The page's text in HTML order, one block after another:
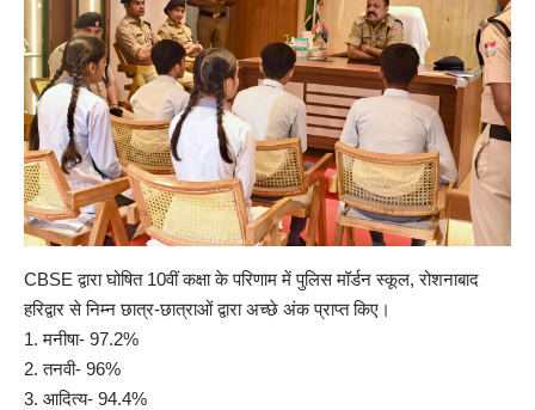
CBSE द्वारा घोषित 10वीं कक्षा के परिणाम में पुलिस मॉर्डन स्कूल, रोशनाबाद
हरिद्वार से निम्न छात्र-छात्राओं द्वारा अच्छे अंक प्राप्त किए।
1. मनीषा- 97.2%
2. ⁠तनवी- 96%
3. आदित्य- 94.4%